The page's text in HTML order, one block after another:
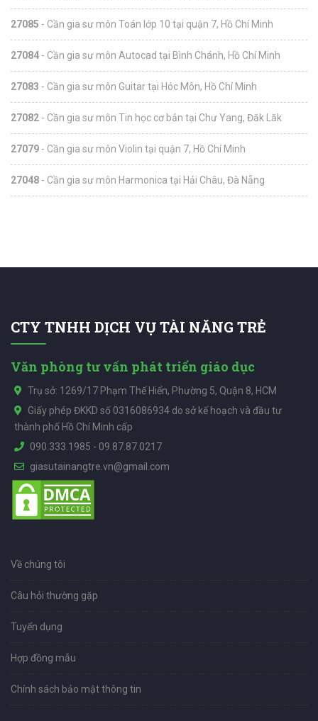
27085 - Cần gia sư môn Toán lớp 10 tại quận 7, Hồ Chí Minh
27084 - Cần gia sư môn Autocad tại Bình Chánh, Hồ Chí Minh
27083 - Cần gia sư môn Guitar tại Hóc Môn, Hồ Chí Minh
27082 - Cần gia sư môn Tin học cơ bản tại Chư Yang, Đăk Lăk
27079 - Cần gia sư môn Violin tại quận 7, Hồ Chí Minh
27048 - Cần gia sư môn Harmonica tại Hải Châu, Đà Nẵng
CTY TNHH DỊCH VỤ TÀI NĂNG TRẺ
Văn phòng tư vấn phát triển giáo dục
Trụ sở: 1269/17 Phạm Thế Hiển, Phường 5, Quận 8, HCM
Giấy phép ĐKKD số 0316086934 do sở kế hoạch và đầu tư
thành phố Hồ Chí Minh cấp
090.333.1985 - 09.87.87.0217
giasutainangtre.vn@gmail.com
Về chúng tôi
Câu hỏi thường gặp
Tuyển dụng
Hợp đồng mẫu
Chính sách bảo mật thông tin